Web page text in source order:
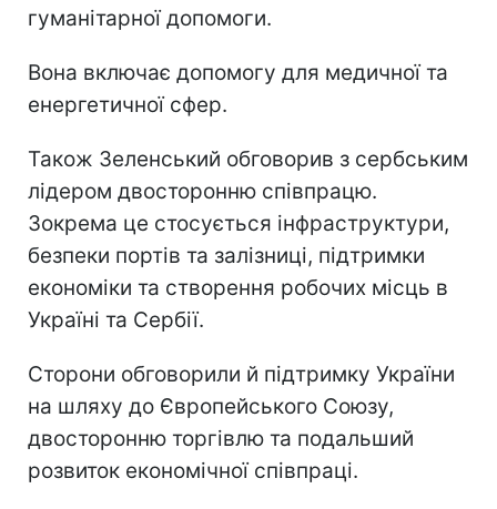
гуманітарної допомоги.
Вона включає допомогу для медичної та
енергетичної сфер.
Також Зеленський обговорив з сербським
лідером двосторонню співпрацю.
Зокрема це стосується інфраструктури,
безпеки портів та залізниці, підтримки
економіки та створення робочих місць в
Україні та Сербії.
Сторони обговорили й підтримку України
на шляху до Європейського Союзу,
двосторонню торгівлю та подальший
розвиток економічної співпраці.